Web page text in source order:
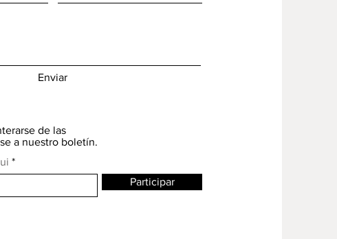
Enviar
de las
a nuestro boletín.
Participar